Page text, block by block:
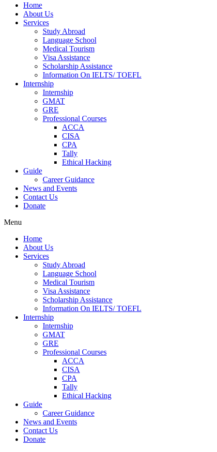
Home
About Us
Services
Study Abroad
Language School
Medical Tourism
Visa Assistance
Scholarship Assistance
Information On IELTS/ TOEFL
Internship
Internship
GMAT
GRE
Professional Courses
ACCA
CISA
CPA
Tally
Ethical Hacking
Guide
Career Guidance
News and Events
Contact Us
Donate
Menu
Home
About Us
Services
Study Abroad
Language School
Medical Tourism
Visa Assistance
Scholarship Assistance
Information On IELTS/ TOEFL
Internship
Internship
GMAT
GRE
Professional Courses
ACCA
CISA
CPA
Tally
Ethical Hacking
Guide
Career Guidance
News and Events
Contact Us
Donate